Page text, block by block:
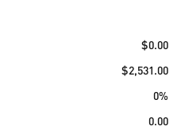
$0.00
$2,531.00
0%
0.00